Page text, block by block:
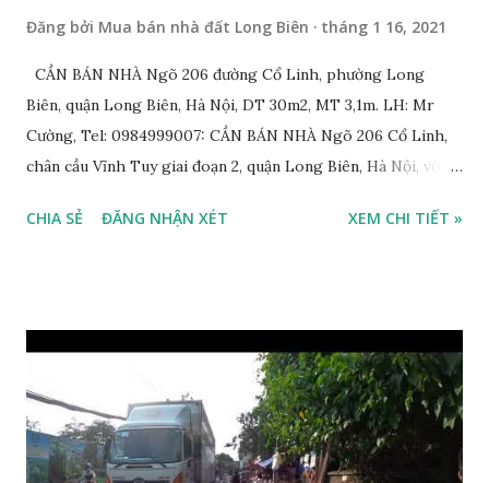
Đăng bởi Mua bán nhà đất Long Biên tháng 1 16, 2021
CẦN BÁN NHÀ Ngõ 206 đường Cổ Linh, phường Long
Biên, quận Long Biên, Hà Nội, DT 30m2, MT 3,1m. LH: Mr
Cường, Tel: 0984999007: CẦN BÁN NHÀ Ngõ 206 Cổ Linh,
chân cầu Vĩnh Tuy giai đoạn 2, quận Long Biên, Hà Nội, với
Cổ Linh, ngõ trước nhà rộng 5m, ô tô để trước nhà được; *
lý: sổ đỏ chính chủ; * Giá bán: 3,1 tỷ, có thương lượng với
khách thiện chí mua nhanh trước Tết Âm lịch; Thông tin
tiện ích xung quanh nhà Ngõ 206 đường Cổ Linh cần bán
trước Tết Âm lịch; * Nhà nằm trong ngõ 206 đường Cổ Linh,
trước nhà là khoảng sân rộng ô tô đỗ cửa; * Cách chợ tạm
CHIA SẺ ĐĂNG NHẬN XÉT XEM CHI TIẾT »